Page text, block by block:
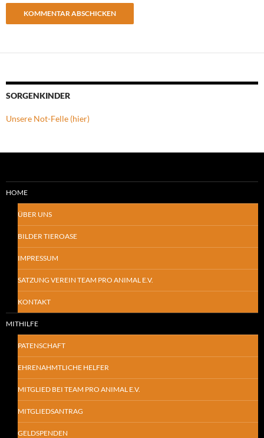
SORGENKINDER
Unsere Not-Felle (hier)
HOME
ÜBER UNS
BILDER TIEROASE
IMPRESSUM
SATZUNG VEREIN TEAM PRO ANIMAL E.V.
KONTAKT
MITHILFE
PATENSCHAFT
EHRENAHMTLICHE HELFER
MITGLIED BEI TEAM PRO ANIMAL E.V.
MITGLIEDSANTRAG
GELDSPENDEN